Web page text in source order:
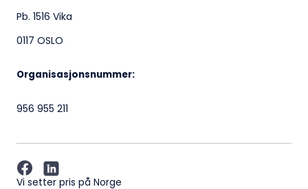
Pb. 1516 Vika
0117 OSLO
Organisasjonsnummer:
956 955 211
Vi setter pris på Norge